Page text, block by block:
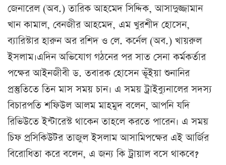
জেনারেল (অব.) তারিক আহমেদ সিদ্দিক, আসাদুজ্জামান
খান কামাল, বেনজীর আহমেদ, এম খুরশীদ হোসেন,
ব্যারিস্টার হারুন অর রশিদ ও লে. কর্নেল (অব.) খায়রুল
ইসলাম।এদিন অভিযোগ গঠনের পর সাত সেনা কর্মকর্তার
পক্ষের আইনজীবী ড. তবারক হোসেন ভূঁইয়া শুনানির
প্রস্তুতিতে তিন মাস সময় চান। এ সময় ট্রাইব্যুনালের সদস্য
বিচারপতি শফিউল আলম মাহমুদ বলেন, আপনি যদি
রিভিউতে ইন্টারেস্ট থাকেন তাহলে করতে পারেন। এ সময়
চিফ প্রসিকিউটর তাজুল ইসলাম আসামিপক্ষের এই আর্জির
বিরোধিতা করে বলেন, এ জন্য কি ট্রায়াল বসে থাকবে?